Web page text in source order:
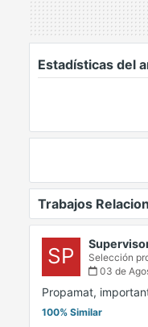
Estadísticas del
Trabajos
SP Selección
03 de
Propamat,
100% Similar